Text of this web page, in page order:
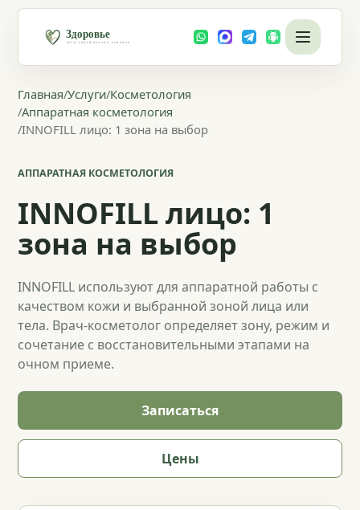
Главная/Услуги/Косметология
/Аппаратная косметология
/INNOFILL лицо: 1 зона на выбор
АППАРАТНАЯ КОСМЕТОЛОГИЯ
INNOFILL лицо: 1
зона на выбор
INNOFILL используют для аппаратной работы с
качеством кожи и выбранной зоной лица или
тела. Врач‑косметолог определяет зону, режим и
сочетание с восстановительными этапами на
очном приеме.
Записаться
Цены